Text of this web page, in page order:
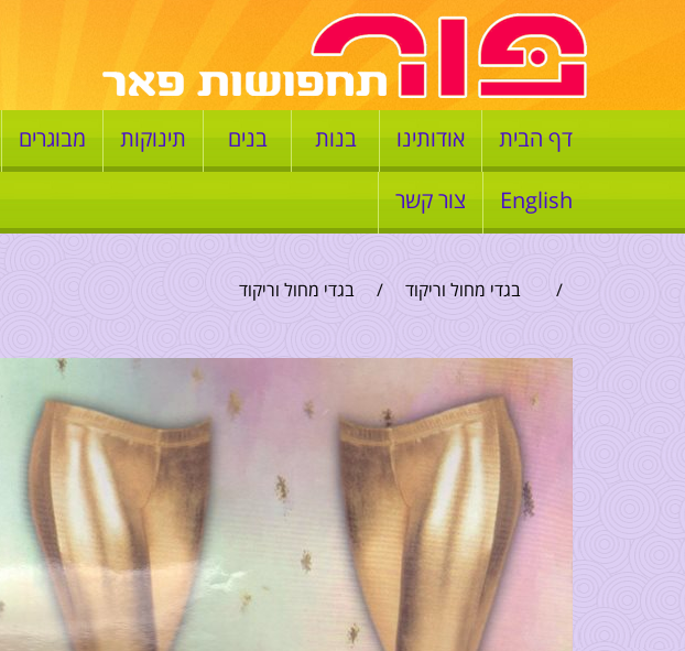
דף הבית אודותינו בנות בנים תינוקות מבוגרים
English צור קשר
/ בגדי מחול וריקוד / בגדי מחול וריקוד